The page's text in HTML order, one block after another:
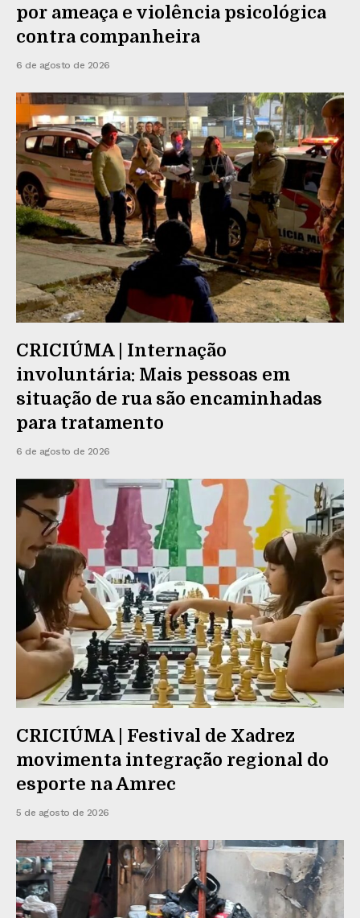
por ameaça e violência psicológica
contra companheira
6 de agosto de 2026
CRICIÚMA | Internação
involuntária: Mais pessoas em
situação de rua são encaminhadas
para tratamento
6 de agosto de 2026
CRICIÚMA | Festival de Xadrez
movimenta integração regional do
esporte na Amrec
5 de agosto de 2026